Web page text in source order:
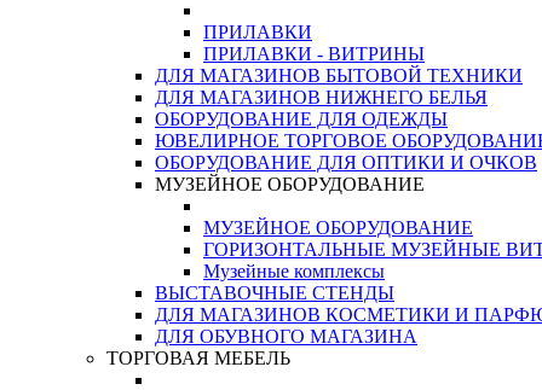
ПРИЛАВКИ
ПРИЛАВКИ - ВИТРИНЫ
ДЛЯ МАГАЗИНОВ БЫТОВОЙ ТЕХНИКИ
ДЛЯ МАГАЗИНОВ НИЖНЕГО БЕЛЬЯ
ОБОРУДОВАНИЕ ДЛЯ ОДЕЖДЫ
ЮВЕЛИРНОЕ ТОРГОВОЕ
ОБОРУДОВАНИЕ ДЛЯ ОПТИКИ И ОЧКОВ
МУЗЕЙНОЕ ОБОРУДОВАНИЕ
МУЗЕЙНОЕ ОБОРУДОВАНИЕ
ГОРИЗОНТАЛЬНЫЕ МУЗЕЙНЫЕ
Музейные комплексы
ВЫСТАВОЧНЫЕ СТЕНДЫ
ДЛЯ МАГАЗИНОВ КОСМЕТИКИ И
ДЛЯ ОБУВНОГО МАГАЗИНА
ТОРГОВАЯ МЕБЕЛЬ